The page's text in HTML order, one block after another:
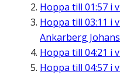
Hoppa till 01:57 i
Hoppa till 03:11 i
Ankarberg
Hoppa till 04:21 i
Hoppa till 04:57 i